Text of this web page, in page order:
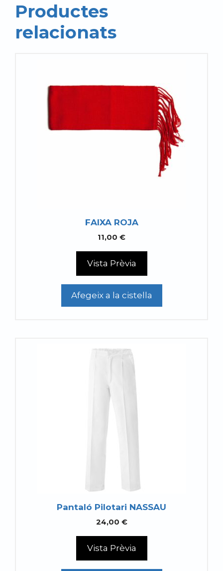
Productes
relacionats
FAIXA ROJA
11,00 €
Vista Prèvia
Afegeix a la cistella
Pantaló Pilotari NASSAU
24,00 €
Vista Prèvia